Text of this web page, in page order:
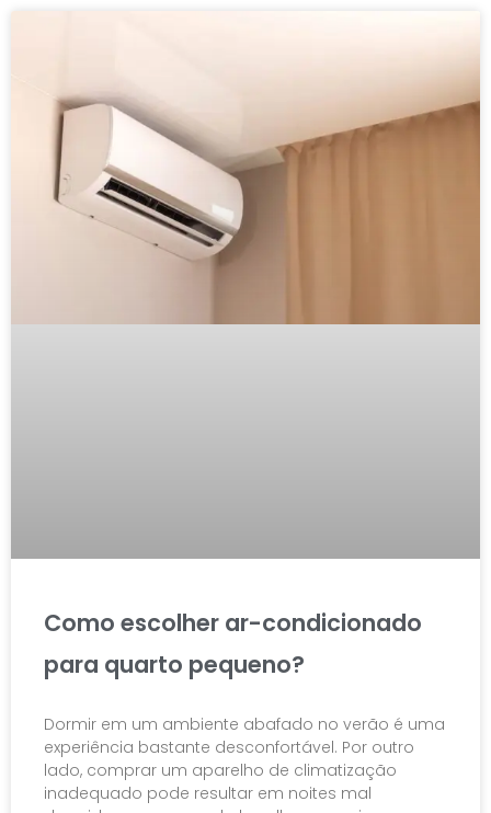
Como escolher ar-condicionado
para quarto pequeno?
Dormir em um ambiente abafado no verão é uma
experiência bastante desconfortável. Por outro
lado, comprar um aparelho de climatização
inadequado pode resultar em noites mal